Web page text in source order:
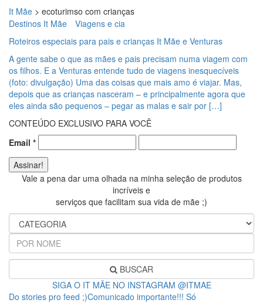
It Mãe > ecoturimso com crianças
Destinos It Mãe
Viagens e cia
Roteiros especiais para pais e crianças It Mãe e Venturas
A gente sabe o que as mães e pais precisam numa viagem com
os filhos. E a Venturas entende tudo de viagens inesquecíveis
(foto: divulgação) Uma das coisas que mais amo é viajar. Mas,
depois que as crianças nasceram – e principalmente agora que
eles ainda são pequenos – pegar as malas e sair por […]
CONTEÚDO EXCLUSIVO PARA VOCÊ
Email *
Vale a pena dar uma olhada na minha seleção de produtos
incríveis e
serviços que facilitam sua vida de mãe ;)
BUSCAR
SIGA O IT MÃE NO INSTAGRAM @ITMAE
Do stories pro feed ;)Comunicado importante!!! Só